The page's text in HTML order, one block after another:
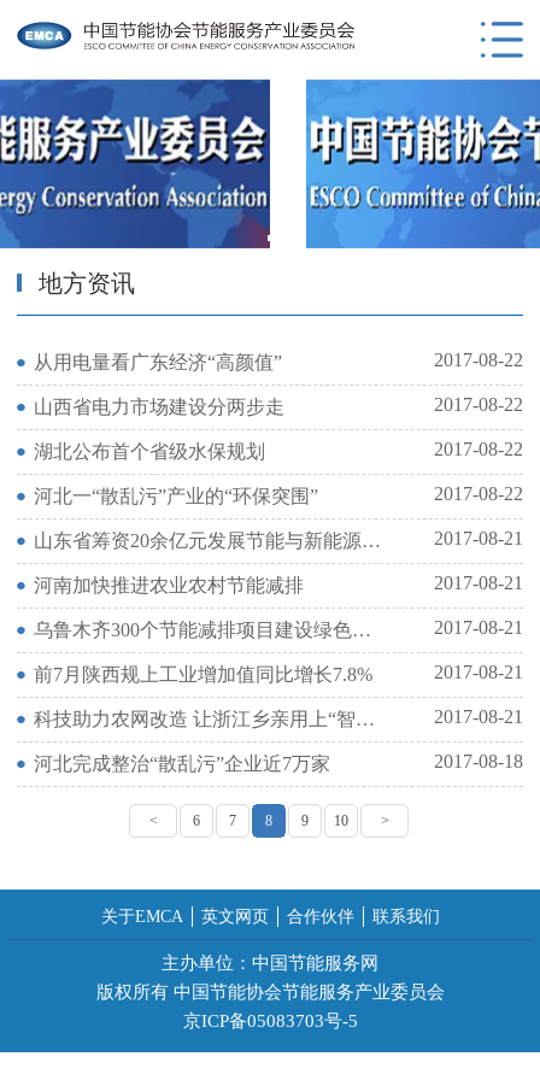
地方资讯
从用电量看广东经济“高颜值” 2017-08-22
山西省电力市场建设分两步走 2017-08-22
湖北公布首个省级水保规划 2017-08-22
河北一“散乱污”产业的“环保突围” 2017-08-22
山东省筹资20余亿元发展节能与新能源汽车产业 2017-08-21
河南加快推进农业农村节能减排 2017-08-21
乌鲁木齐300个节能减排项目建设绿色低碳城市 2017-08-21
前7月陕西规上工业增加值同比增长7.8% 2017-08-21
科技助力农网改造 让浙江乡亲用上“智能电” 2017-08-21
河北完成整治“散乱污”企业近7万家 2017-08-18
< 6 7 8 9 10 >
关于EMCA 英文网页 合作伙伴 联系我们
主办单位：中国节能服务网
版权所有 中国节能协会节能服务产业委员会
京ICP备05083703号-5